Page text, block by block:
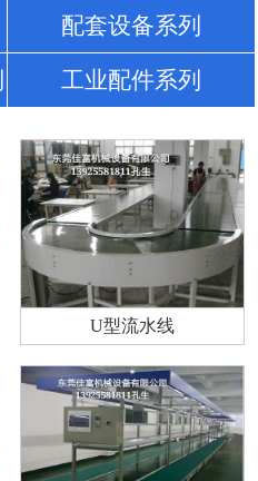
配套设备系列
工业配件系列
U型流水线